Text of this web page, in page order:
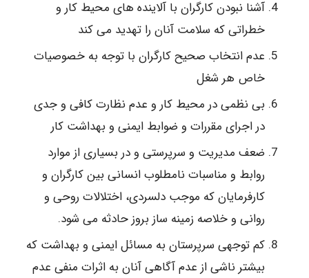
آشنا نبودن کارگران با آلاینده های محیط کار و
خطراتی که سلامت آنان را تهدید می کند
عدم انتخاب صحیح کارگران با توجه به خصوصیات
خاص هر شغل
بی نظمی در محیط کار و عدم نظارت کافی و جدی
در اجرای مقررات و ضوابط ایمنی و بهداشت کار
ضعف مدیریت و سرپرستی و در بسیاری از موارد
روابط و مناسبات نامطلوب انسانی بین کارگران و
کارفرمایان که موجب دلسردی، اختلالات روحی و
روانی و خلاصه زمینه ساز بروز حادثه می شود.
کم توجهی سرپرستان به مسائل ایمنی و بهداشت که
بیشتر ناشی از عدم آگاهی آنان به اثرات منفی عدم